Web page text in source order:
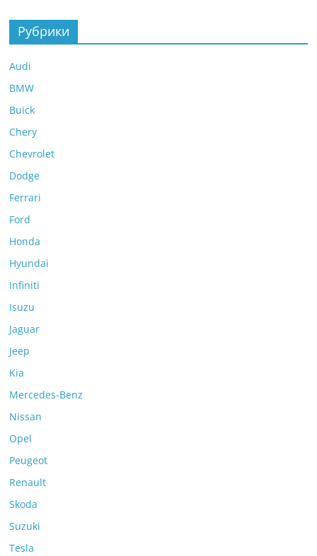
Рубрики
Audi
BMW
Buick
Chery
Chevrolet
Dodge
Ferrari
Ford
Honda
Hyundai
Infiniti
Isuzu
Jaguar
Jeep
Kia
Mercedes-Benz
Nissan
Opel
Peugeot
Renault
Skoda
Suzuki
Tesla